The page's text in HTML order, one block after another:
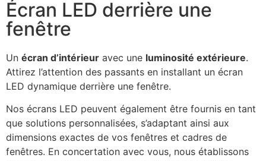
Écran LED derrière une
fenêtre
Un écran d’intérieur avec une luminosité extérieure.
Attirez l’attention des passants en installant un écran
LED dynamique derrière une fenêtre.
Nos écrans LED peuvent également être fournis en tant
que solutions personnalisées, s’adaptant ainsi aux
dimensions exactes de vos fenêtres et cadres de
fenêtres. En concertation avec vous, nous établissons